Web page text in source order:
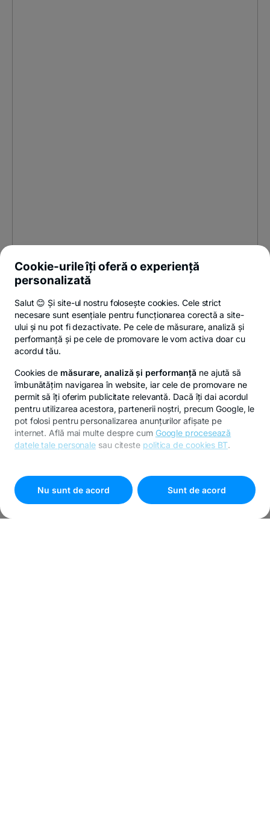
Cookie-urile îți oferă o experiență
personalizată
Salut 😊 Și site-ul nostru folosește cookies. Cele strict
necesare sunt esențiale pentru funcționarea corectă a site-
ului și nu pot fi dezactivate. Pe cele de măsurare, analiză și
performanță și pe cele de promovare le vom activa doar cu
acordul tău.
Cookies de măsurare, analiză și performanță ne ajută să
îmbunătățim navigarea în website, iar cele de promovare ne
permit să îți oferim publicitate relevantă. Dacă îți dai acordul
pentru utilizarea acestora, partenerii noștri, precum Google, le
pot folosi pentru personalizarea anunțurilor afișate pe
internet. Află mai multe despre cum Google procesează
datele tale personale sau citeste politica de cookies BT.
cookies"
Nu sunt de acord
Sunt de acord